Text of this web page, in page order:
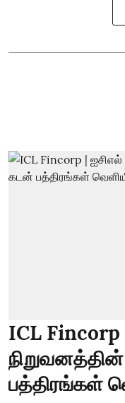
ICL Fincorp
நிறுவனத்தின்
பத்திரங்கள்